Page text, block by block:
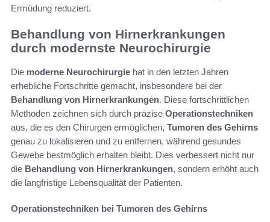
Ermüdung reduziert.
Behandlung von Hirnerkrankungen
durch modernste Neurochirurgie
Die moderne Neurochirurgie hat in den letzten Jahren
erhebliche Fortschritte gemacht, insbesondere bei der
Behandlung von Hirnerkrankungen. Diese fortschrittlichen
Methoden zeichnen sich durch präzise Operationstechniken
aus, die es den Chirurgen ermöglichen, Tumoren des Gehirns
genau zu lokalisieren und zu entfernen, während gesundes
Gewebe bestmöglich erhalten bleibt. Dies verbessert nicht nur
die Behandlung von Hirnerkrankungen, sondern erhöht auch
die langfristige Lebensqualität der Patienten.
Operationstechniken bei Tumoren des Gehirns